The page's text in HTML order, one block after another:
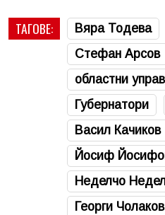
ТАГОВЕ: Вяра Тодева
Стефан Арсов
областни
Губернатори
Васил Качиков
Йосиф
Неделчо
Георги Чолаков